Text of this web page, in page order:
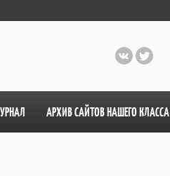
АРХИВ САЙТОВ НАШЕГО КЛАССА